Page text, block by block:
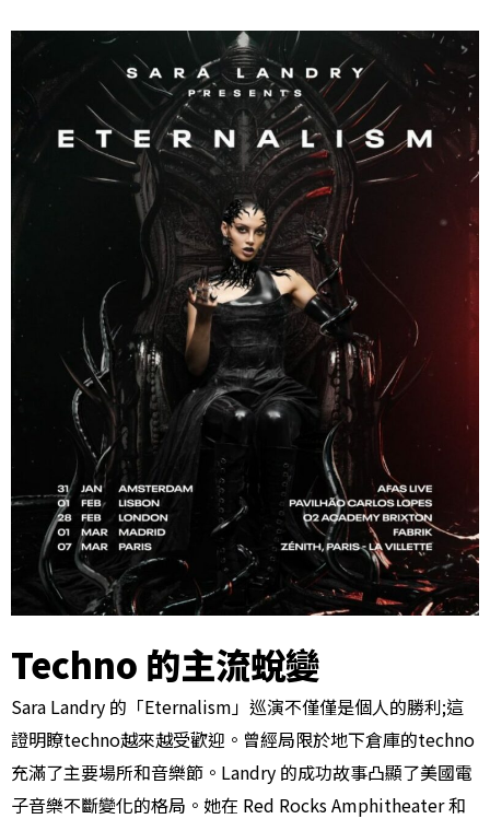
Techno 的主流蛻變
Sara Landry 的「Eternalism」巡演不僅僅是個人的勝利;這
證明瞭techno越來越受歡迎。曾經局限於地下倉庫的techno
充滿了主要場所和音樂節。Landry 的成功故事凸顯了美國電
子音樂不斷變化的格局。她在 Red Rocks Amphitheater 和